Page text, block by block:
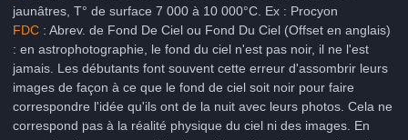
jaunâtres, T° de surface 7 000 à 10 000°C. Ex : Procyon
FDC : Abrev. de Fond De Ciel ou Fond Du Ciel (Offset en anglais)
: en astrophotographie, le fond du ciel n'est pas noir, il ne l'est
jamais. Les débutants font souvent cette erreur d'assombrir leurs
images de façon à ce que le fond de ciel soit noir pour faire
correspondre l'idée qu'ils ont de la nuit avec leurs photos. Cela ne
correspond pas à la réalité physique du ciel ni des images. En